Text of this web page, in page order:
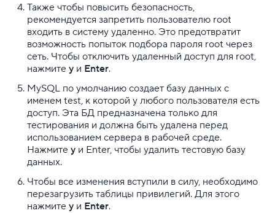
Также чтобы повысить безопасность,
рекомендуется запретить пользователю root
входить в систему удаленно. Это предотвратит
возможность попыток подбора пароля root через
сеть. Чтобы отключить удаленный доступ для root,
нажмите y и Enter.
MySQL по умолчанию создает базу данных с
именем test, к которой у любого пользователя есть
доступ. Эта БД предназначена только для
тестирования и должна быть удалена перед
использованием сервера в рабочей среде.
Нажмите y и Enter, чтобы удалить тестовую базу
данных.
Чтобы все изменения вступили в силу, необходимо
перезагрузить таблицы привилегий. Для этого
нажмите y и Enter.